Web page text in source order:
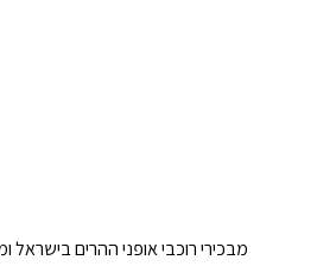
מבכירי רוכבי אופני ההרים בישראל